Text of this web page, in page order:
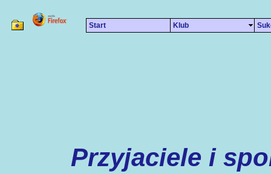
Start Klub
Przyjaciele i